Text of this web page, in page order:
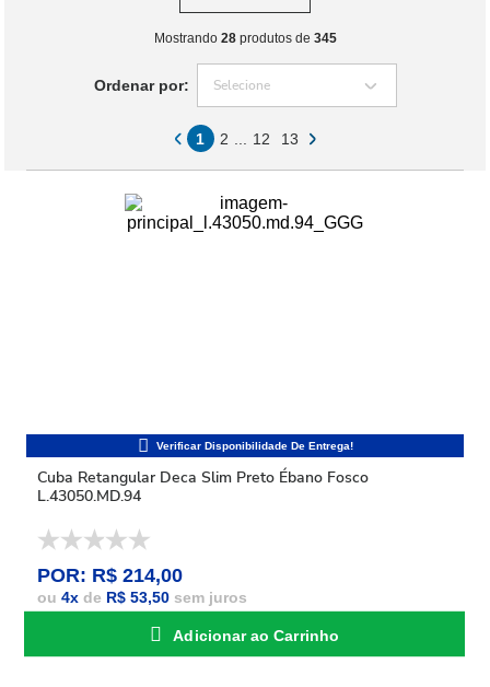
Mostrando 28produtos de 345
1 2 12 13
Ordenar por: Selecione
Cuba Retangular Deca Slim Preto Ébano Fosco
L.43050.MD.94
POR: R$ 214,00
ou4x de R$ 53,50 sem juros
Adicionar ao Carrinho